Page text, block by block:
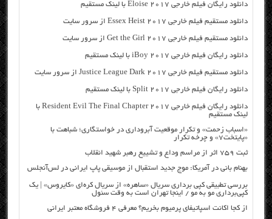
دانلود رایگان فیلم خارجی Eloise 2017 با لینک مستقیم
دانلود مستقیم فیلم خارجی Essex Heist 2017 از سرور سایت
دانلود مستقیم فیلم خارجی Get the Girl 2017 از سرور سایت
دانلود رایگان فیلم خارجی iBoy 2017 با لینک مستقیم
دانلود مستقیم فیلم خارجی Justice League Dark 2017 از سرور سایت
دانلود رایگان فیلم خارجی Split 2017 با لینک مستقیم
دانلود رایگان فیلم خارجی Resident Evil The Final Chapter 2017 با
لینک مستقیم
«اسباب زحمت» و تکرار موقعیت آبروداری در خواستگاری؛ شباهت با
«پایتخت۷» و چرخه تکرار
ثبت ۷۵۹ اثر از مراسم وداع و تشییع رهبر شهید انقلاب
بهنام بانی در آمریکا: موج جدید استقبال از موسیقی پاپ ایرانی در لس‌آنجلس
بررسی تطبیقی کپی برداری سریال «ساهره» از سریال کره‌ای «کایروس» | یک
کپی‌برداری مو به مو / اینجا تهران است به وقت سئول
از کجا اکانت اسپاتیفای پرمیوم بخریم؟ معرفی ۴ فروشگاه معتبر ایرانی